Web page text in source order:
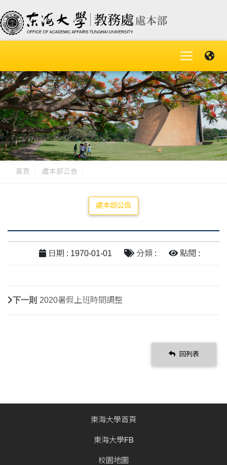
首頁 處本部公告
處本部公告
日期 : 1970-01-01 分類 : 點閱 :
下一則 2020暑假上班時間調整
回列表
東海大學首頁
東海大學FB
校園地圖